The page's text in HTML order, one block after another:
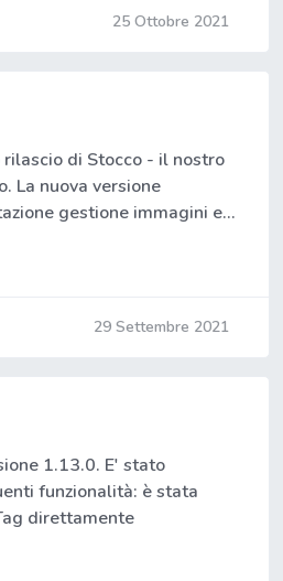
25 Ottobre 2021
di Stocco - il nostro
La nuova versione
gestione immagini e…
29 Settembre 2021
1.13.0. E' stato
funzionalità: è stata
direttamente